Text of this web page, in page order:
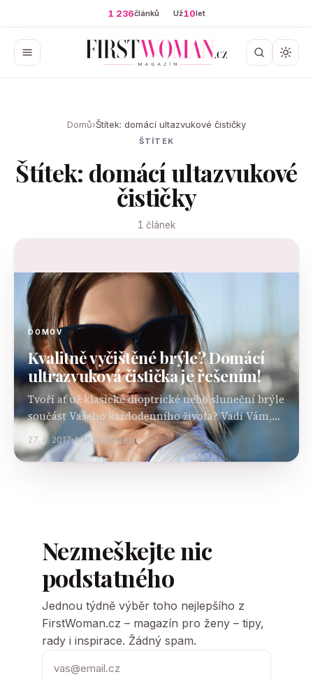
1 236článků Už10let
Domů›Štítek: domácí ultazvukové čističky
ŠTÍTEK
Štítek: domácí ultazvukové
čističky
1 článek
DOMOV
Kvalitně vyčištěné brýle? Domácí
ultrazvuková čistička je řešením!
Tvoří ať už klasické dioptrické nebo sluneční brýle
součást Vašeho každodenního života? Vadí Vám,
jak jsou neustále upatlané nebo jiným způsobem
znečištěné a zabírá Vám spoustu času jejich
čištění, které…
27. 4. 2017 4.4K zobrazení
Nezmeškejte nic
podstatného
Jednou týdně výběr toho nejlepšího z
FirstWoman.cz – magazín pro ženy – tipy,
rady i inspirace. Žádný spam.